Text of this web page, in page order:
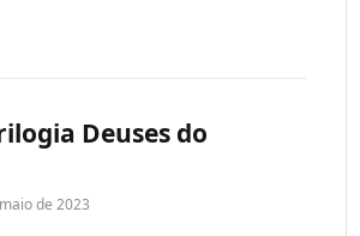
Deuses do
de 2023